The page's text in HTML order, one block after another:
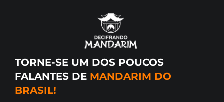
TORNE-SE UM DOS POUCOS
FALANTES DE MANDARIM DO
BRASIL!